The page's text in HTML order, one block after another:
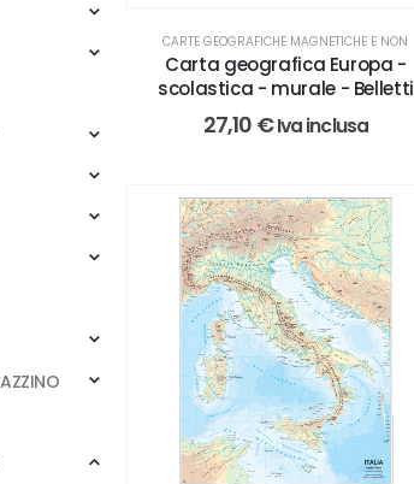
CARTE GEOGRAFICHE MAGNETICHE E NON
Carta geografica Europa -
scolastica - murale - Belletti
27,10 €Iva inclusa